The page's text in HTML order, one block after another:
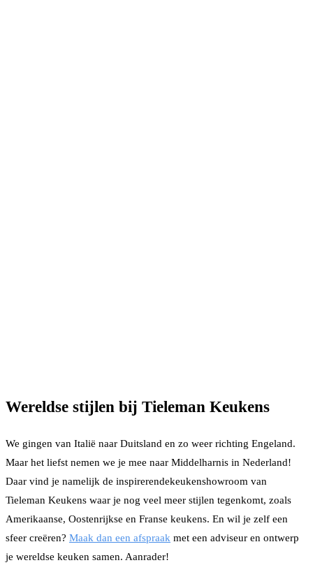
Wereldse stijlen bij Tieleman Keukens
We gingen van Italië naar Duitsland en zo weer richting Engeland.
Maar het liefst nemen we je mee naar Middelharnis in Nederland!
Daar vind je namelijk de inspirerendekeukenshowroom van
Tieleman Keukens waar je nog veel meer stijlen tegenkomt, zoals
Amerikaanse, Oostenrijkse en Franse keukens. En wil je zelf een
sfeer creëren? Maak dan een afspraak met een adviseur en ontwerp
je wereldse keuken samen. Aanrader!